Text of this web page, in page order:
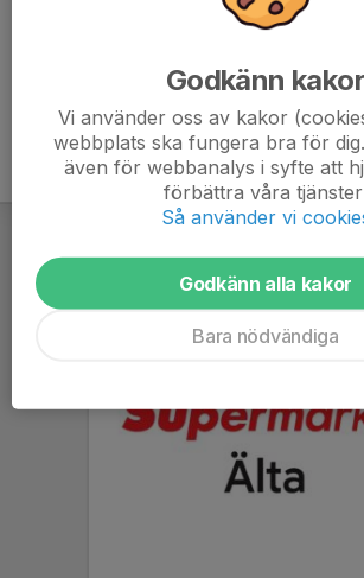
Godkänn kakor
Vi använder oss av kakor
webbplats ska fungera bra för
även för webbanalys i syfte att
förbättra våra
Så använder vi
Godkänn alla kakor
Bara nödvändiga